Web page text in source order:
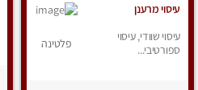
עיסוי מרענן
עיסוי שוודי, עיסוי
ספורטיבי...
פלטינה